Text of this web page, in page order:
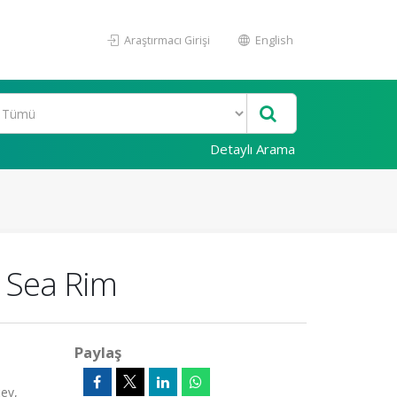
Araştırmacı Girişi English
Detaylı Arama
Rim
Paylaş